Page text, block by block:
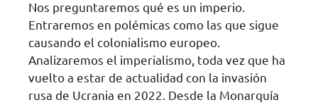
Nos preguntaremos qué es un imperio.
Entraremos en polémicas como las que sigue
causando el colonialismo europeo.
Analizaremos el imperialismo, toda vez que ha
vuelto a estar de actualidad con la invasión
rusa de Ucrania en 2022. Desde la Monarquía